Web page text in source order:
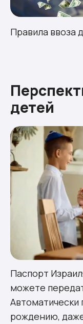
Правила ввоза
детей
Паспорт
можете
Автоматически
рождению,